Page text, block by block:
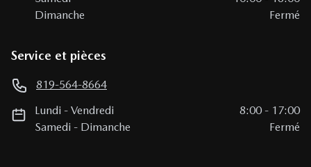
Dimanche
Fermé
Service et pièces
819-564-8664
Lundi -Vendredi 8:00 - 17:00
Samedi - Dimanche Fermé